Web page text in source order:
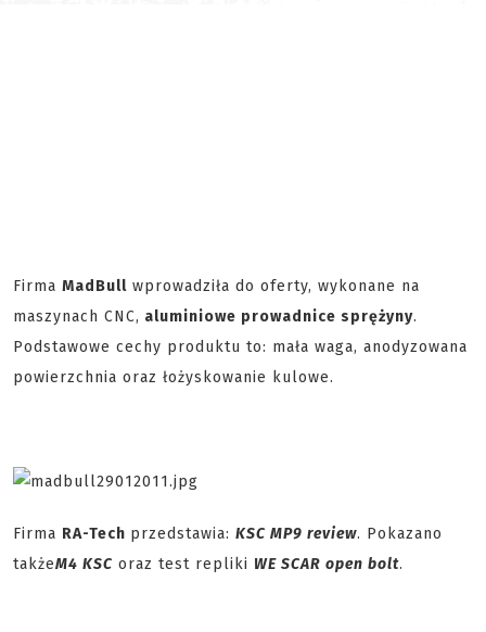
Firma MadBull wprowadziła do oferty, wykonane na
maszynach CNC, aluminiowe prowadnice sprężyny.
Podstawowe cechy produktu to: mała waga, anodyzowana
powierzchnia oraz łożyskowanie kulowe.
Firma RA-Tech przedstawia: KSC MP9 review. Pokazano
takżeM4 KSC oraz test repliki WE SCAR open bolt.